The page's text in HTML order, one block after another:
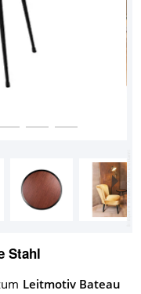
Stahl
Leitmotiv Bateau